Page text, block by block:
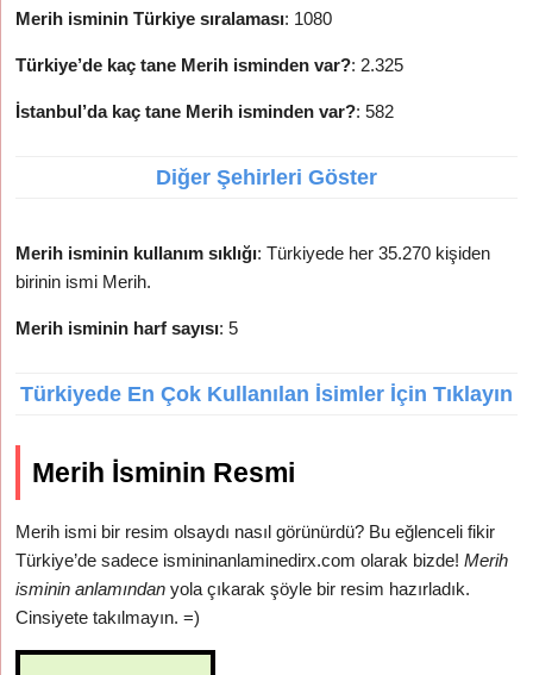
Merih isminin Türkiye sıralaması: 1080
Türkiye’de kaç tane Merih isminden var?: 2.325
İstanbul’da kaç tane Merih isminden var?: 582
Diğer Şehirleri Göster
Merih isminin kullanım sıklığı: Türkiyede her 35.270 kişiden
birinin ismi Merih.
Merih isminin harf sayısı: 5
Türkiyede En Çok Kullanılan İsimler İçin Tıklayın
Merih İsminin Resmi
Merih ismi bir resim olsaydı nasıl görünürdü? Bu eğlenceli fikir
Türkiye’de sadece ismininanlaminedirx.com olarak bizde!Merih
isminin anlamından yola çıkarak şöyle bir resim hazırladık.
Cinsiyete takılmayın. =)